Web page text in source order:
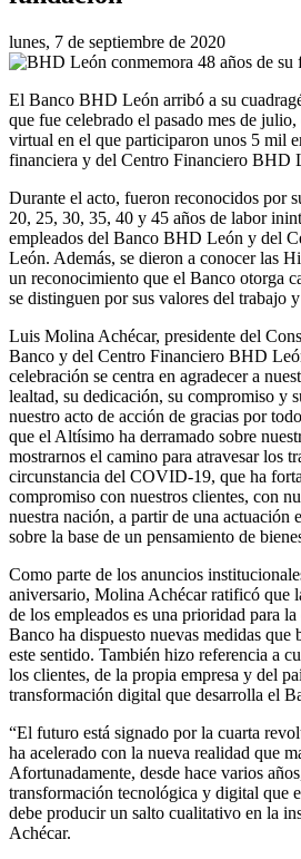
lunes, 7 de septiembre de 2020
El Banco BHD León arribó a su
que fue celebrado el pasado mes de
virtual en el que participaron unos 5 mil
financiera y del Centro Financiero BHD
Durante el acto, fueron reconocidos por
20, 25, 30, 35, 40 y 45 años de labor
empleados del Banco BHD León y del
León. Además, se dieron a conocer las
un reconocimiento que el Banco otorga
se distinguen por sus valores del trabajo
Luis Molina Achécar, presidente del
Banco y del Centro Financiero BHD
celebración se centra en agradecer a
lealtad, su dedicación, su compromiso y
nuestro acto de acción de gracias por
que el Altísimo ha derramado sobre
mostrarnos el camino para atravesar los
circunstancia del COVID-19, que ha
compromiso con nuestros clientes, con
nuestra nación, a partir de una actuación
sobre la base de un pensamiento de
Como parte de los anuncios
aniversario, Molina Achécar ratificó que
de los empleados es una prioridad para
Banco ha dispuesto nuevas medidas que
este sentido. También hizo referencia a
los clientes, de la propia empresa y del
transformación digital que desarrolla el
“El futuro está signado por la cuarta
ha acelerado con la nueva realidad que
Afortunadamente, desde hace varios
transformación tecnológica y digital que
debe producir un salto cualitativo en la
Achécar.